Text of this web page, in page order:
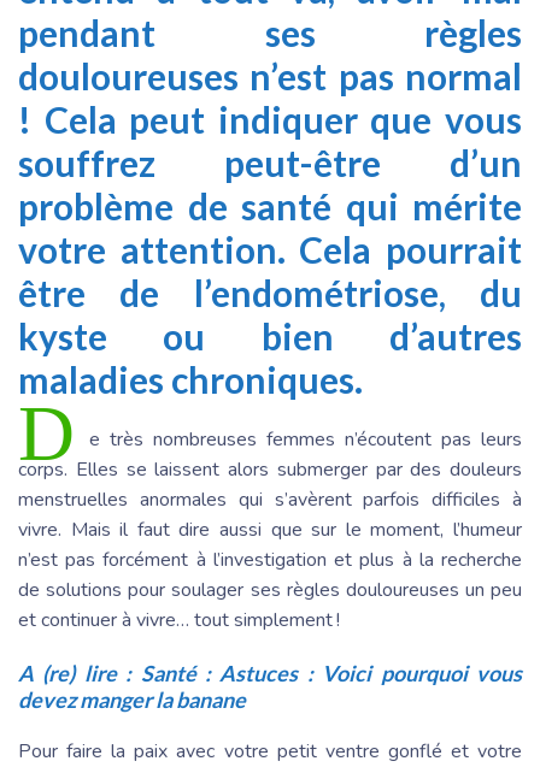
pendant ses règles
douloureuses n’est pas normal
! Cela peut indiquer que vous
souffrez peut-être d’un
problème de santé qui mérite
votre attention. Cela pourrait
être de l’endométriose, du
kyste ou bien d’autres
maladies chroniques.
D
e très nombreuses femmes n’écoutent pas leurs
corps. Elles se laissent alors submerger par des douleurs
menstruelles anormales qui s’avèrent parfois difficiles à
vivre. Mais il faut dire aussi que sur le moment, l’humeur
n’est pas forcément à l’investigation et plus à la recherche
de solutions pour soulager ses règles douloureuses un peu
et continuer à vivre… tout simplement !
A (re) lire : Santé : Astuces : Voici pourquoi vous
devez manger la banane
Pour faire la paix avec votre petit ventre gonflé et votre